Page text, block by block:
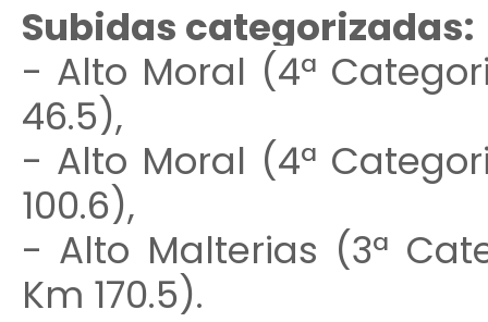
Subidas categorizadas:
- Alto Moral (4ª
46.5),
- Alto Moral (4ª
100.6),
- Alto Malterias (3ª
Km 170.5).